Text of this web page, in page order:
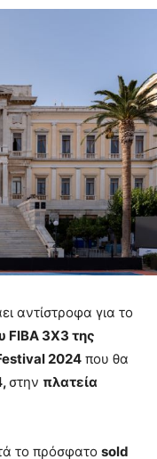
αντίστροφα για το
FIBA 3X3 της
2024 που θα
στην πλατεία
το πρόσφατο sold